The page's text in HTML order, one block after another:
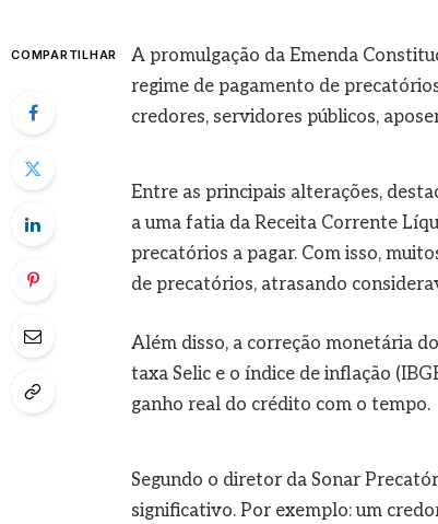
COMPARTILHAR A promulgação da Emenda
regime de pagamento de
credores, servidores públicos,
Entre as principais alterações,
a uma fatia da Receita Corrente
precatórios a pagar. Com isso,
de precatórios, atrasando
Além disso, a correção monetária
taxa Selic e o índice de inflação
ganho real do crédito com o tempo.
Segundo o diretor da Sonar
significativo. Por exemplo: um